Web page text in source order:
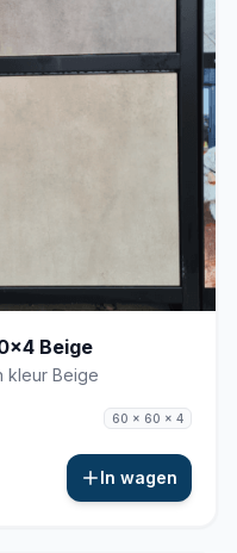
Beige
kleur Beige
60 x 60 x 4
In wagen